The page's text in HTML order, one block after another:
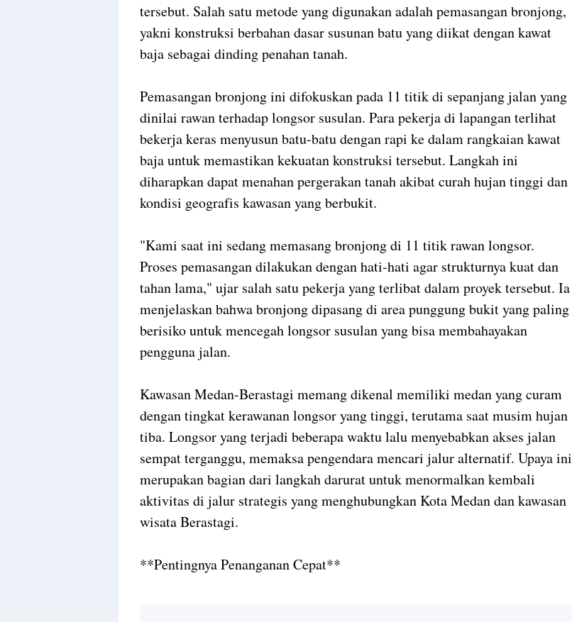
tersebut. Salah satu metode yang digunakan adalah pemasangan bronjong,
yakni konstruksi berbahan dasar susunan batu yang diikat dengan kawat
baja sebagai dinding penahan tanah.
Pemasangan bronjong ini difokuskan pada 11 titik di sepanjang jalan yang
dinilai rawan terhadap longsor susulan. Para pekerja di lapangan terlihat
bekerja keras menyusun batu-batu dengan rapi ke dalam rangkaian kawat
baja untuk memastikan kekuatan konstruksi tersebut. Langkah ini
diharapkan dapat menahan pergerakan tanah akibat curah hujan tinggi dan
kondisi geografis kawasan yang berbukit.
"Kami saat ini sedang memasang bronjong di 11 titik rawan longsor.
Proses pemasangan dilakukan dengan hati-hati agar strukturnya kuat dan
tahan lama," ujar salah satu pekerja yang terlibat dalam proyek tersebut. Ia
menjelaskan bahwa bronjong dipasang di area punggung bukit yang paling
berisiko untuk mencegah longsor susulan yang bisa membahayakan
pengguna jalan.
Kawasan Medan-Berastagi memang dikenal memiliki medan yang curam
dengan tingkat kerawanan longsor yang tinggi, terutama saat musim hujan
tiba. Longsor yang terjadi beberapa waktu lalu menyebabkan akses jalan
sempat terganggu, memaksa pengendara mencari jalur alternatif. Upaya ini
merupakan bagian dari langkah darurat untuk menormalkan kembali
aktivitas di jalur strategis yang menghubungkan Kota Medan dan kawasan
wisata Berastagi.
**Pentingnya Penanganan Cepat**